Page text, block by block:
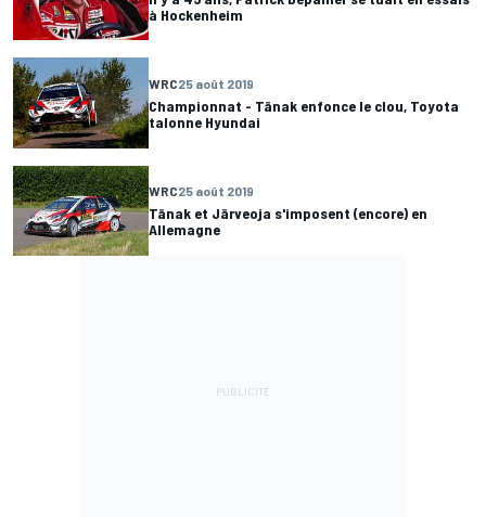
à Hockenheim
WRC25 août 2019
Championnat - Tänak enfonce le clou, Toyota
talonne Hyundai
WRC25 août 2019
Tänak et Järveoja s'imposent (encore) en
Allemagne